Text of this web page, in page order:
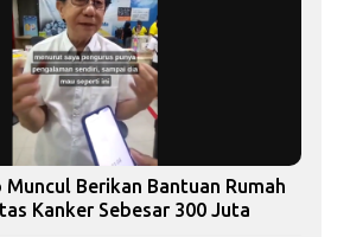
Muncul Berikan Bantuan Rumah
Kanker Sebesar 300 Juta